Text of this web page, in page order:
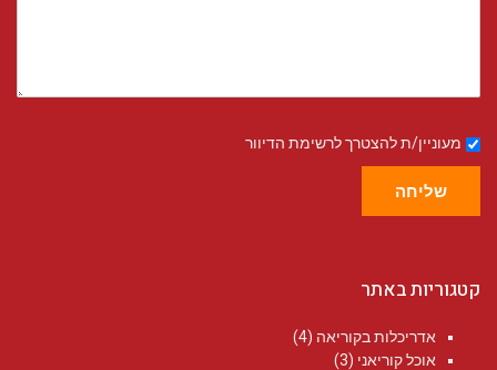
מעוניין/ת להצטרך לרשימת הדיוור
שליחה
קטגוריות באתר
אדריכלות בקוריאה (4)
אוכל קוריאני (3)